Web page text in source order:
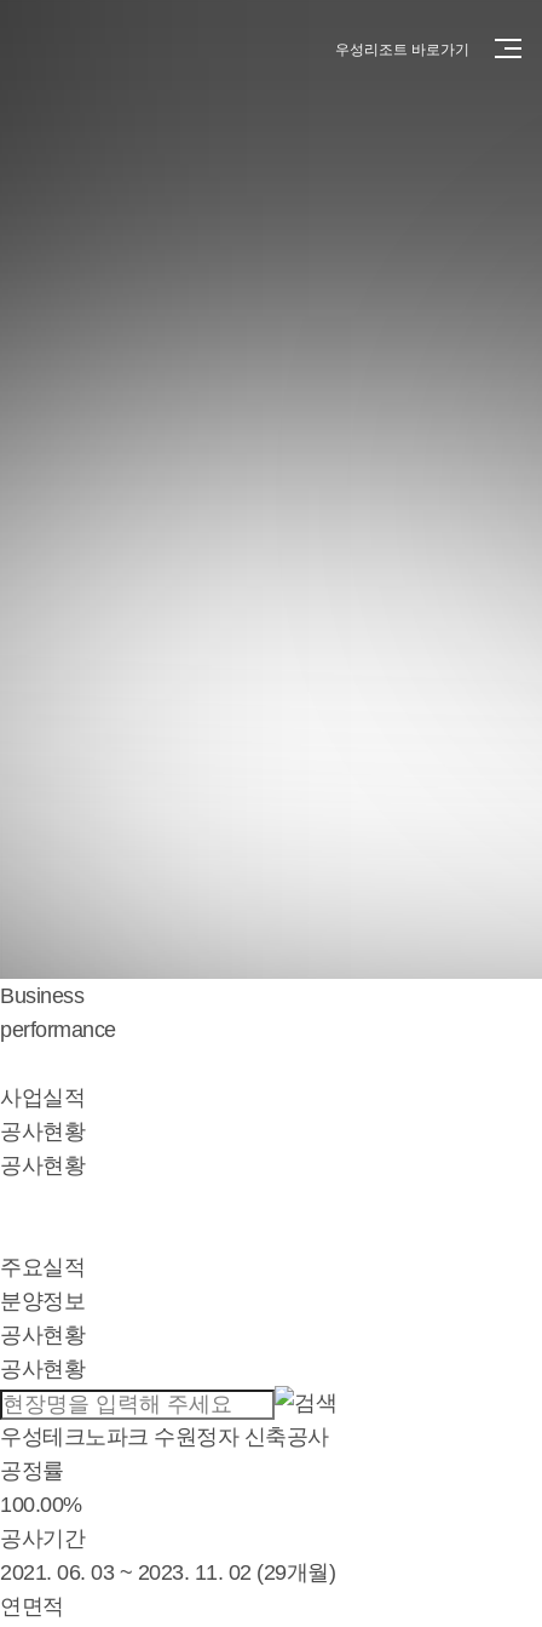
우성리조트 바로가기
Business
performance
사업실적
공사현황
공사현황
주요실적
분양정보
공사현황
공사현황
우성테크노파크 수원정자 신축공사
공정률
100.00%
공사기간
2021. 06. 03 ~ 2023. 11. 02 (29개월)
연면적